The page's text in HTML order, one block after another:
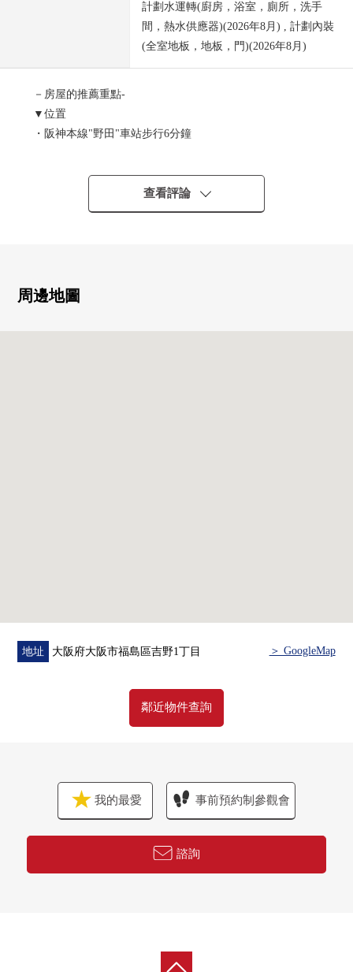
計劃水運轉(廚房，浴室，廁所，洗手
間，熱水供應器)(2026年8月) , 計劃內裝
(全室地板，地板，門)(2026年8月)
－房屋的推薦重點-
▼位置
・阪神本線"野田"車站步行6分鐘
・JR東西線"新福島"車站步行10分鐘
・采用容易集中於工作的獨立型廚房
查看評論
周邊地圖
地址 大阪府大阪市福島區吉野1丁目 ＞ GoogleMap
鄰近物件查詢
我的最愛 事前預約制參觀會
諮詢